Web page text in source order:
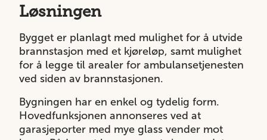
Løsningen
Bygget er planlagt med mulighet for å utvide
brannstasjon med et kjøreløp, samt mulighet
for å legge til arealer for ambulansetjenesten
ved siden av brannstasjonen.
Bygningen har en enkel og tydelig form.
Hovedfunksjonen annonseres ved at
garasjeporter med mye glass vender mot